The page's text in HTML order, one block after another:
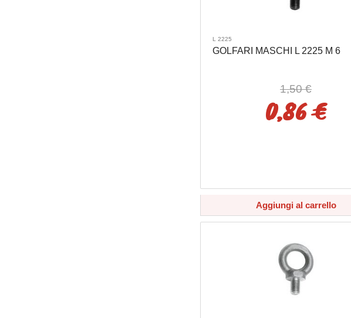
L 2225
GOLFARI MASCHI L 2225 M 6
1,50 €
0,86 €
Aggiungi al carrello